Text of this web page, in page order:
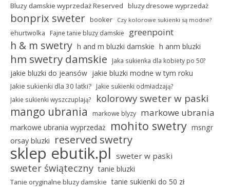
Bluzy damskie wyprzedaż Reserved bluzy dresowe wyprzedaż
bonprix sweter booker Czy kolorowe sukienki są modne?
ehurtwolka Fajne tanie bluzy damskie greenpoint
h & m swetry h and m bluzki damskie h anm bluzki
hm swetry damskie Jaka sukienka dla kobiety po 50?
jakie bluzki do jeansów jakie bluzki modne w tym roku
Jakie sukienki dla 30 latki?
Jakie sukienki odmładzają?
Jakie sukienki wyszczuplają?
kolorowy sweter w paski
mango ubrania markowe blyzy markowe ubrania
markowe ubrania wyprzedaż mohito swetry msngr
orsay bluzki
reserved swetry
sklep ebutik.pl sweter w paski
sweter świąteczny tanie bluzki
Tanie oryginalne bluzy damskie tanie sukienki do 50 zł